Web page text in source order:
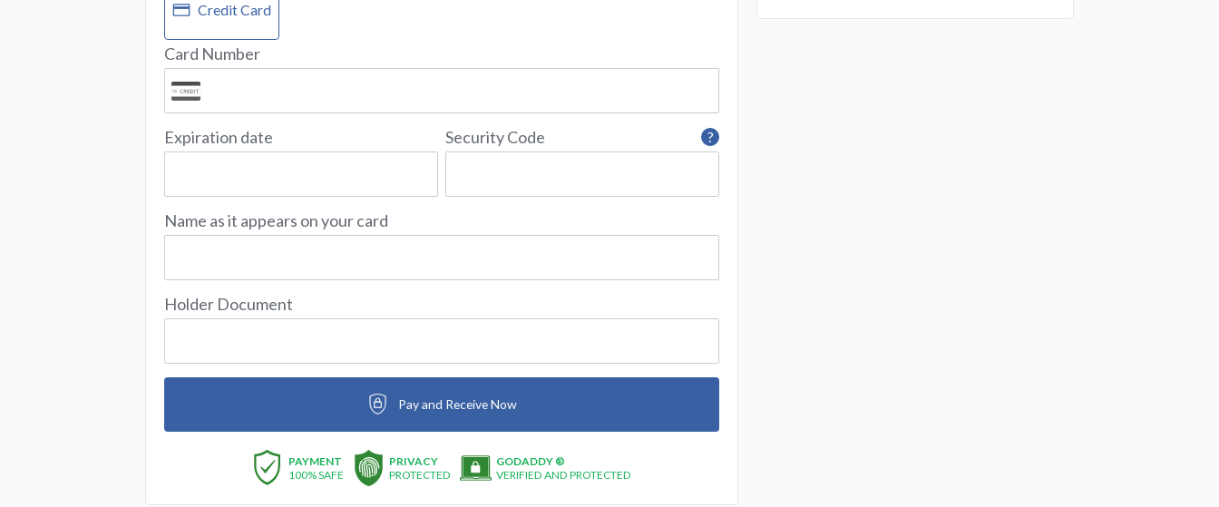
Credit Card
Card Number
Expiration date ?
Security Code
Name as it appears on your card
Holder Document
Pay and Receive Now
PAYMENT
100% SAFE
PRIVACY
PROTECTED
GODADDY ®
VERIFIED AND PROTECTED